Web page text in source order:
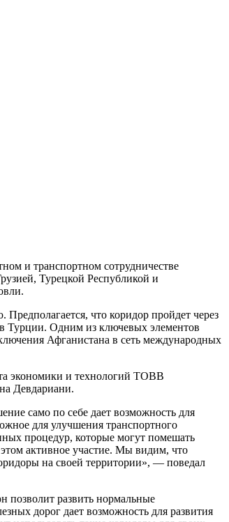
и транспортном сотрудничестве
Турецкой Республикой и
что коридор пройдет через
Турции. Одним из ключевых элементов
Афганистана в сеть международных
экономики и технологий TOBB
Девдариани.
само по себе дает возможность для
для улучшения транспортного
процедур, которые могут помешать
активное участие. Мы видим, что
на своей территории», — поведал
позволит развить нормальные
дорог дает возможность для развития